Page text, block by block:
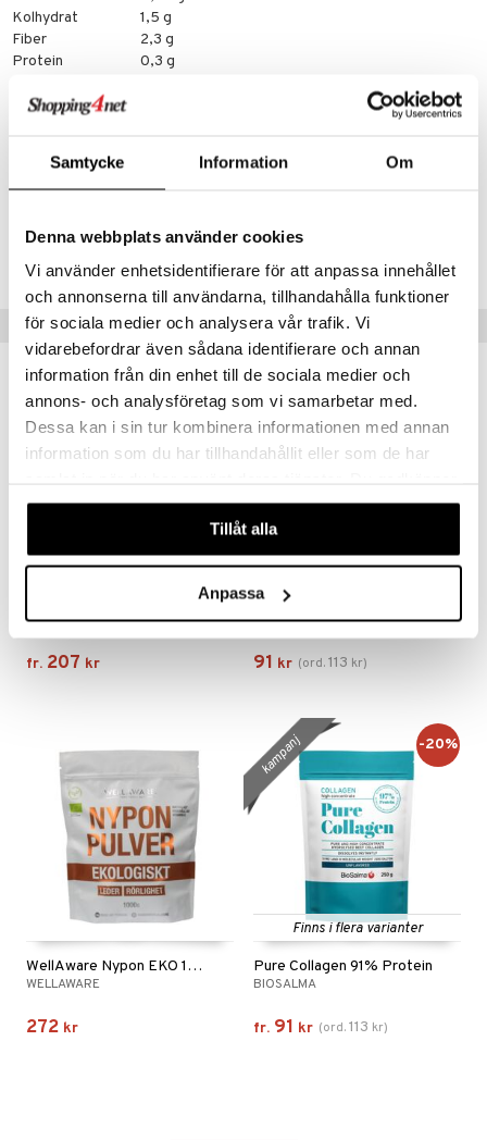
Samtycke Information Om
Denna webbplats använder cookies
Vi använder enhetsidentifierare för att anpassa innehållet
och annonserna till användarna, tillhandahålla funktioner
för sociala medier och analysera vår trafik. Vi
vidarebefordrar även sådana identifierare och annan
information från din enhet till de sociala medier och
annons- och analysföretag som vi samarbetar med.
Dessa kan i sin tur kombinera informationen med annan
information som du har tillhandahållit eller som de har
våra cookies vid fortsatt användande av vår webbplats.
Tillåt alla
Anpassa
Kolhydrat
1,5 g
Fiber
2,3 g
Protein
0,3 g
C-vitamin
Artikelnr
Populära produkter
Finns i flera varianter
PUORI
fr. 207 kr
BIOSALMA
91 kr (ord.113 kr)
kampanj
WellAware Nypon EKO 1000 gram
WELLAWARE
272 kr
Finns i flera varianter
Pure Collagen 91% Protein
BIOSALMA
fr. 91 kr (ord.113 kr)
kampanj -20%